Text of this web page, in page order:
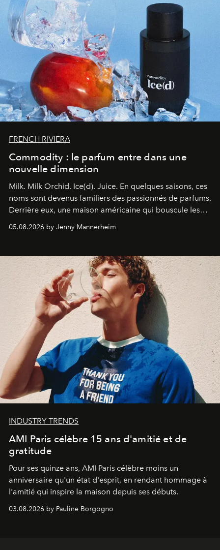
FRENCH RIVIERA
Commodity : le parfum entre dans une
nouvelle dimension
Milk. Milk Orchid. Ice(d). Juice. En quelques saisons, ces
noms sont devenus familiers des passionnés de parfums.
Derrière eux, une maison américaine qui bouscule les
une approche aussi intuitive que personnelle :
05.08.2026 by Jenny Mannerheim
INDUSTRY TRENDS
AMI Paris célèbre 15 ans d'amitié et de
gratitude
Pour ses quinze ans, AMI Paris célèbre moins un
anniversaire qu'un état d'esprit, en rendant hommage à
l'amitié qui inspire la maison depuis ses débuts.
03.08.2026 by Pauline Borgogno